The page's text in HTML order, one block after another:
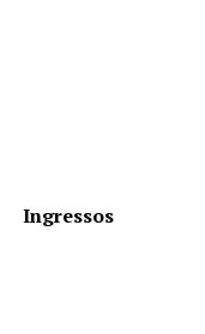
Ingressos